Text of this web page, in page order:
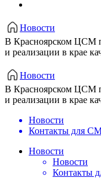
Новости
В Красноярском ЦСМ
и реализации в крае
Новости
В Красноярском ЦСМ
и реализации в крае
Новости
Контакты для
Новости
Новости
Контакты